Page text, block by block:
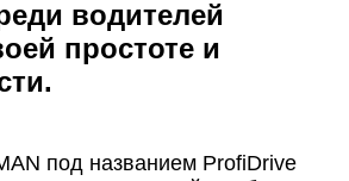
под названием ProfiDrive